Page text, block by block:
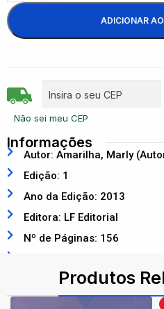
ADICIONAR
Não sei meu CEP
Informações
Autor: Amarilha, Marly
Edição: 1
Ano da Edição: 2013
Editora: LF Editorial
Nº de Páginas: 156
Produtos